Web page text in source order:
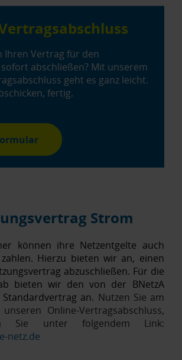
Ihren Vertrag für den
abschließen? Mit unserem
geht es ganz leicht.
fertig.
Strom
können ihre Netzentgelte auch
Hierzu bieten wir an, einen
abzuschließen. Für die
bieten wir den von der BNetzA
an. Nutzen Sie am
Online-Vertragsabschluss,
Sie unter folgendem Link:
netz.de